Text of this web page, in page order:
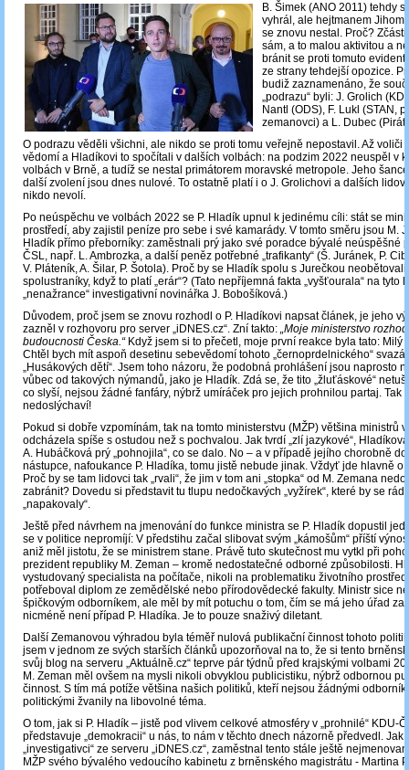
B. Šimek (ANO 2011) tehdy
vyhrál, ale hejtmanem
se znovu nestal. Proč?
sám, a to malou aktivitou a
bránit se proti tomuto
ze strany tehdejší opozice.
budiž zaznamenáno, že
„podrazu“ byli: J. Grolich
Nantl (ODS), F. Lukl (STAN,
zemanovci) a L. Dubec
O podrazu věděli všichni, ale nikdo se proti tomu veřejně nepostavil. Až voliči
vědomí a Hladíkovi to spočítali v dalších volbách: na podzim 2022 neuspěl v
volbách v Brně, a tudíž se nestal primátorem moravské metropole. Jeho
další zvolení jsou dnes nulové. To ostatně platí i o J. Grolichovi a dalších
nikdo nevolí.
Po neúspěchu ve volbách 2022 se P. Hladík upnul k jedinému cíli: stát se
prostředí, aby zajistil peníze pro sebe i své kamarády. V tomto směru jsou M.
Hladík přímo přeborníky: zaměstnali prý jako své poradce bývalé neúspěšné
ČSL, např. L. Ambrozka, a další peněz potřebné „trafikanty“ (Š. Juránek, P.
V. Pláteník, A. Šilar, P. Šotola). Proč by se Hladík spolu s Jurečkou
spolustraníky, když to platí „erár“? (Tato nepříjemná fakta „vyšťourala“ na tyto
„nenažrance“ investigativní novinářka J. Bobošíková.)
Důvodem, proč jsem se znovu rozhodl o P. Hladíkovi napsat článek, je jeho
zazněl v rozhovoru pro server „iDNES.cz“. Zní takto: „Moje ministerstvo
budoucnosti Česka.“ Když jsem si to přečetl, moje první reakce byla tato: Milý
Chtěl bych mít aspoň desetinu sebevědomí tohoto „černoprdelnického“
„Husákových dětí“. Jsem toho názoru, že podobná prohlášení jsou naprosto
vůbec od takových nýmandů, jako je Hladík. Zdá se, že tito „žluťáskové“
co slyší, nejsou žádné fanfáry, nýbrž umíráček pro jejich prohnilou partaj. Tak
nedoslýchaví!
Pokud si dobře vzpomínám, tak na tomto ministerstvu (MŽP) většina ministrů
odcházela spíše s ostudou než s pochvalou. Jak tvrdí „zlí jazykové“,
A. Hubáčková prý „pohnojila“, co se dalo. No – a v případě jejího chorobně
nástupce, nafoukance P. Hladíka, tomu jistě nebude jinak. Vždyť jde hlavně o
Proč by se tam lidovci tak „rvali“, že jim v tom ani „stopka“ od M. Zemana
zabránit? Dovedu si představit tu tlupu nedočkavých „vyžírek“, které by se
„napakovaly“.
Ještě před návrhem na jmenování do funkce ministra se P. Hladík dopustil
se v politice nepromíjí: V předstihu začal slibovat svým „kámošům“ příští
aniž měl jistotu, že se ministrem stane. Právě tuto skutečnost mu vytkl při
prezident republiky M. Zeman – kromě nedostatečné odborné způsobilosti.
vystudovaný specialista na počítače, nikoli na problematiku životního
potřeboval diplom ze zemědělské nebo přírodovědecké fakulty. Ministr sice
špičkovým odborníkem, ale měl by mít potuchu o tom, čím se má jeho úřad
nicméně není případ P. Hladíka. Je to pouze snaživý diletant.
Další Zemanovou výhradou byla téměř nulová publikační činnost tohoto
jsem v jednom ze svých starších článků upozorňoval na to, že si tento
svůj blog na serveru „Aktuálně.cz“ teprve pár týdnů před krajskými volbami
M. Zeman měl ovšem na mysli nikoli obvyklou publicistiku, nýbrž odbornou
činnost. S tím má potíže většina našich politiků, kteří nejsou žádnými
politickými žvanily na libovolné téma.
O tom, jak si P. Hladík – jistě pod vlivem celkové atmosféry v „prohnilé“ KDU-
představuje „demokracii“ u nás, to nám v těchto dnech názorně předvedl. Jak
„investigativci“ ze serveru „iDNES.cz“, zaměstnal tento stále ještě
MŽP svého bývalého vedoucího kabinetu z brněnského magistrátu - Martina